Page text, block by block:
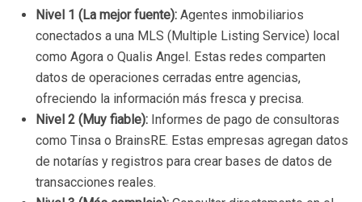
Nivel 1 (La mejor fuente): Agentes inmobiliarios
conectados a una MLS (Multiple Listing Service) local
como Agora o Qualis Angel. Estas redes comparten
datos de operaciones cerradas entre agencias,
ofreciendo la información más fresca y precisa.
Nivel 2 (Muy fiable): Informes de pago de consultoras
como Tinsa o BrainsRE. Estas empresas agregan datos
de notarías y registros para crear bases de datos de
transacciones reales.